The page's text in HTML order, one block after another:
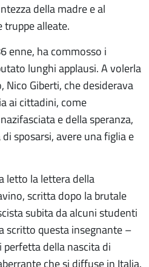
della madre e al
truppe alleate.
enne, ha commosso i
lunghi applausi. A volerla
Nico Giberti, che desiderava
ai cittadini, come
e della speranza,
sposarsi, avere una figlia e
letto la lettera della
scritta dopo la brutale
subita da alcuni studenti
scritto questa insegnante –
perfetta della nascita di
che si diffuse in Italia.